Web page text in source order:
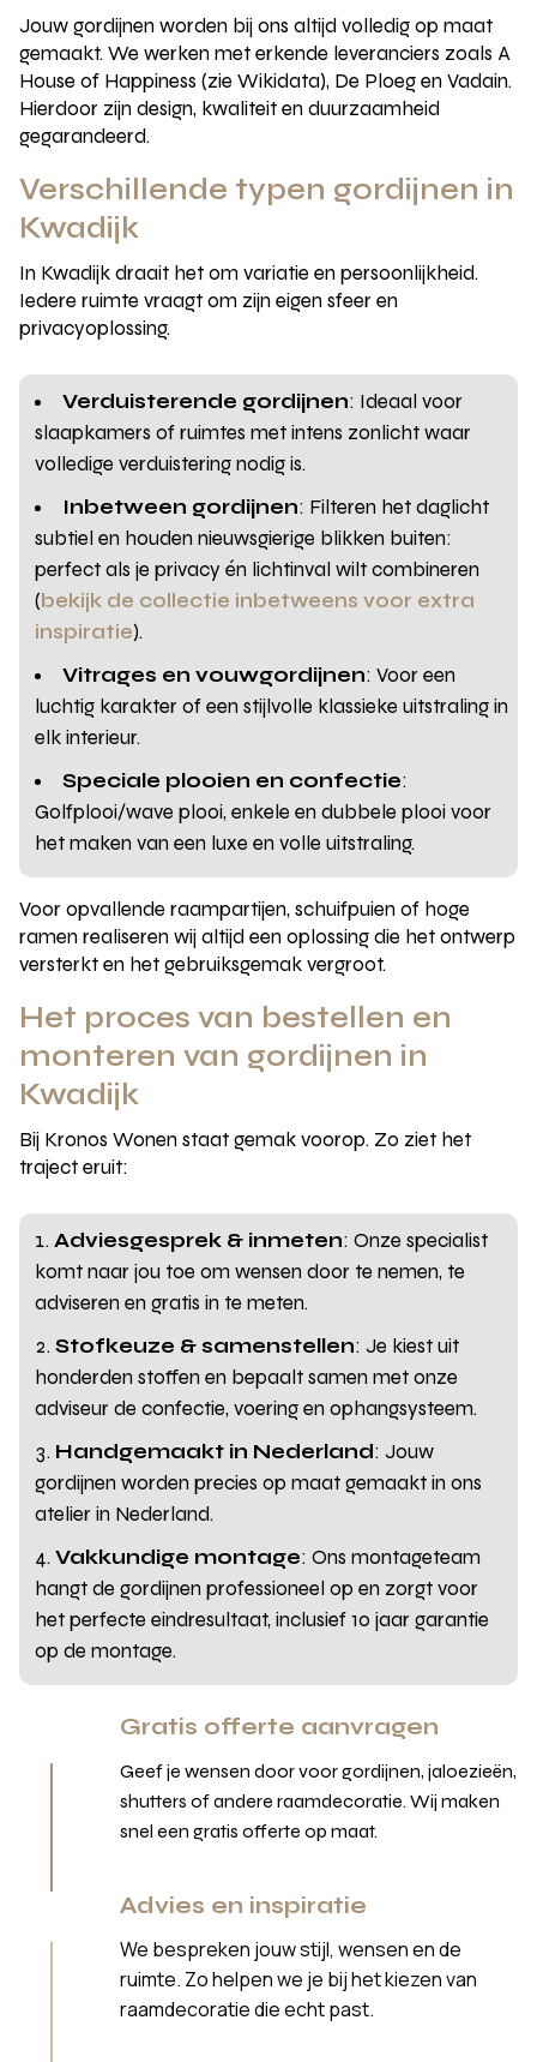
Jouw gordijnen worden bij ons altijd volledig op maat
gemaakt. We werken met erkende leveranciers zoals A
House of Happiness (zie Wikidata), De Ploeg en Vadain.
Hierdoor zijn design, kwaliteit en duurzaamheid
gegarandeerd.
Verschillende typen gordijnen in
Kwadijk
In Kwadijk draait het om variatie en persoonlijkheid.
Iedere ruimte vraagt om zijn eigen sfeer en
privacyoplossing.
Verduisterende gordijnen: Ideaal voor
slaapkamers of ruimtes met intens zonlicht waar
volledige verduistering nodig is.
Inbetween gordijnen: Filteren het daglicht
subtiel en houden nieuwsgierige blikken buiten:
perfect als je privacy én lichtinval wilt combineren
(bekijk de collectie inbetweens voor extra
inspiratie).
Vitrages en vouwgordijnen: Voor een
luchtig karakter of een stijlvolle klassieke uitstraling in
elk interieur.
Speciale plooien en confectie:
Golfplooi/wave plooi, enkele en dubbele plooi voor
het maken van een luxe en volle uitstraling.
Voor opvallende raampartijen, schuifpuien of hoge
ramen realiseren wij altijd een oplossing die het ontwerp
versterkt en het gebruiksgemak vergroot.
Het proces van bestellen en
monteren van gordijnen in
Kwadijk
Bij Kronos Wonen staat gemak voorop. Zo ziet het
traject eruit:
Adviesgesprek & inmeten: Onze specialist
komt naar jou toe om wensen door te nemen, te
adviseren en gratis in te meten.
Stofkeuze & samenstellen: Je kiest uit
honderden stoffen en bepaalt samen met onze
adviseur de confectie, voering en ophangsysteem.
Handgemaakt in Nederland: Jouw
gordijnen worden precies op maat gemaakt in ons
atelier in Nederland.
Vakkundige montage: Ons montageteam
hangt de gordijnen professioneel op en zorgt voor
het perfecte eindresultaat, inclusief 10 jaar garantie
op de montage.
Gratis offerte aanvragen
Geef je wensen door voor gordijnen, jaloezieën,
shutters of andere raamdecoratie. Wij maken
snel een gratis offerte op maat.
Advies en inspiratie
We bespreken jouw stijl, wensen en de
ruimte. Zo helpen we je bij het kiezen van
raamdecoratie die echt past.